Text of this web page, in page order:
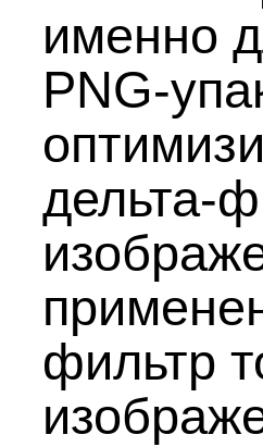
именно
PNG-
дельта-
фильтр